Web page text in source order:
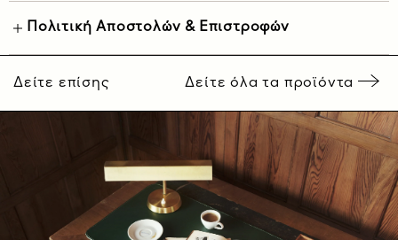
Πολιτική Αποστολών & Επιστροφών
Δείτε επίσης Δείτε όλα τα προϊόντα